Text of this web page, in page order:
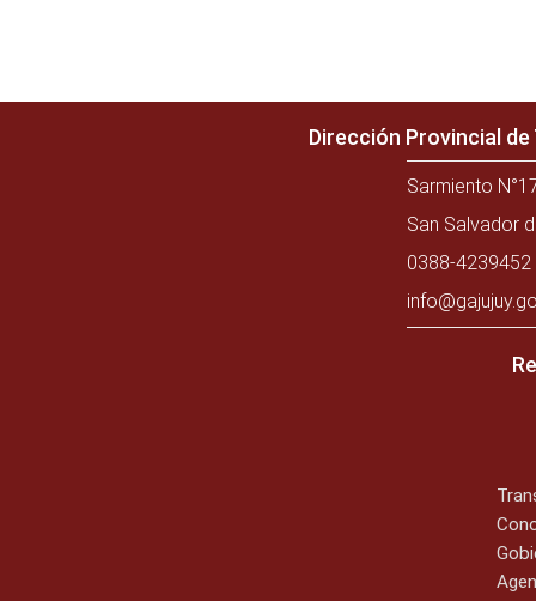
Dirección Provincial
Sarmiento
San Salvador
0388-